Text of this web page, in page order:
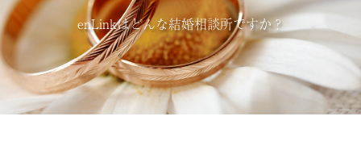
enLinkはどんな結婚相談所ですか？